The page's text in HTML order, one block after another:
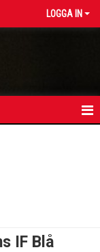
LOGGA IN
IF Blå